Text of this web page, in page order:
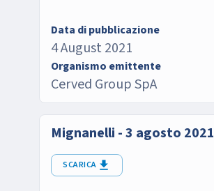
Data di pubblicazione
4 August 2021
Organismo emittente
Cerved Group SpA
Mignanelli - 3 agosto 2021
SCARICA